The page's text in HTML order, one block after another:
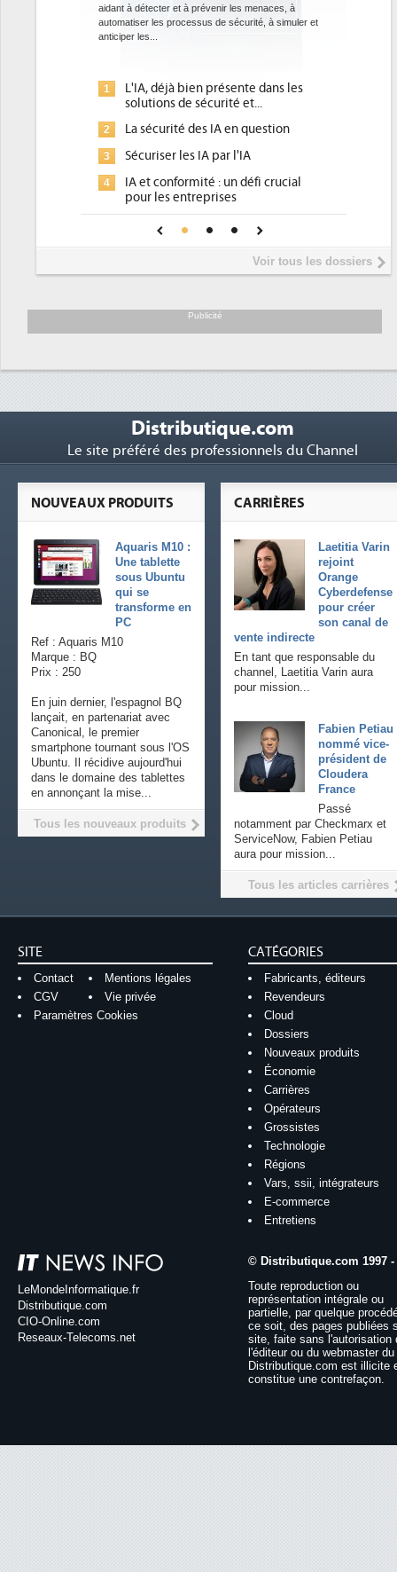
de sécurité, à simuler et
Des datacenters plus durables et plus efficaces, c'est
ce que recherchent les pouvoirs publics européens
1
Qu'est-ce que la DEE (directive
d'efficacité énergétique) ?
2
DEE, une pression administrative
place pour répondre à...
Phocea DC dans les cordes pour la
DEE
Interview de Fabrice Coquio,
président de Digital Realty...
soutient les...
Voir tous les dossiers
Publicité
Distributique.com
Le site préféré des professionnels du Channel
CARRIÈRES
Laetitia Varin
rejoint
Orange
Cyberdefense
pour créer
son canal de
vente indirecte
En tant que responsable du
channel, Laetitia Varin aura
pour mission...
Fabien Petiau
nommé vice-
président de
Cloudera
France
Passé
notamment par Checkmarx et
ServiceNow, Fabien Petiau
aura pour mission...
Tous les articles carrières
NOUVEAUX PRODUITS
Aquaris M10 :
Une tablette
sous Ubuntu
qui se
transforme en
PC
Ref : Aquaris M10
Marque : BQ
Prix : 250
En juin dernier, l'espagnol BQ
lançait, en partenariat avec
Canonical, le premier
smartphone tournant sous l'OS
Ubuntu. Il récidive aujourd'hui
dans le domaine des tablettes
en annonçant la mise...
Tous les nouveaux produits
SITE
Contact
Mentions légales
CGV
Vie privée
Paramètres Cookies
CATÉGORIES
Fabricants, éditeurs
Revendeurs
Cloud
Dossiers
Nouveaux produits
Économie
Carrières
Opérateurs
Grossistes
Technologie
Régions
Vars, ssii, intégrateurs
E-commerce
Entretiens
LeMondeInformatique.fr
Distributique.com
CIO-Online.com
Reseaux-Telecoms.net
© Distributique.com 1997 -
Toute reproduction ou
représentation intégrale ou
partielle, par quelque
ce soit, des pages publiées
site, faite sans l'autorisation
l'éditeur ou du webmaster
Distributique.com est illicite
constitue une contrefaçon.